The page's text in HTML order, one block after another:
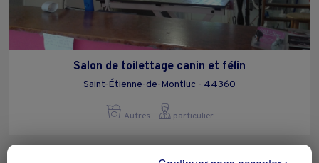
Salon de toilettage canin et félin
Saint-Étienne-de-Montluc - 44360
Autres particulier